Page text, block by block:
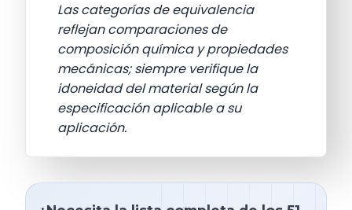
Las categorías de equivalencia
reflejan comparaciones de
composición química y propiedades
mecánicas; siempre verifique la
idoneidad del material según la
especificación aplicable a su
aplicación.